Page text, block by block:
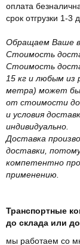
оплата
срок отгрузки 1-3
Обращаем Ваше
Стоимость
Стоимость
15 кг и любым из
метра) может
от стоимости
и условия
индивидуально.
Доставка
доставки,
компетентно
применению.
Транспортные
до склада или
мы работаем со